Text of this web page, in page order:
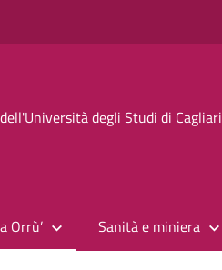
degli Studi di Cagliari
Orrù’ Sanità e miniera